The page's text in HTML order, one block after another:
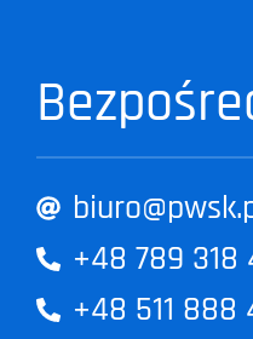
+48 789 318
+48 511 888